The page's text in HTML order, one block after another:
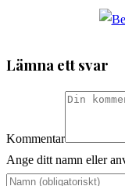
Lämna ett svar
Kommentar
Ange ditt namn eller